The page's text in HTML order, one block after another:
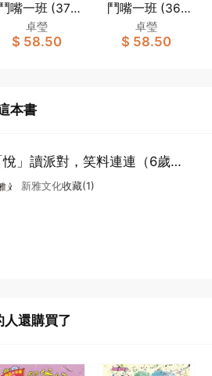
鬥嘴一班 (37)
意想不到的「家
人」
卓瑩
$ 58.50
鬥嘴一班 (36)
劍擊新人王
卓瑩
$ 58.50
本書
悅」讀派對，笑料連連（6歲或
上）新雅文化收藏(1)
人還購買了